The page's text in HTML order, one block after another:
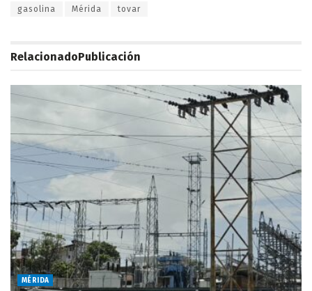
gasolina Mérida tovar
RelacionadoPublicación
MÉRIDA